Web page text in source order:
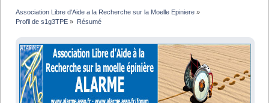
Association Libre d'Aide a la Recherche sur la Moelle Epiniere »
Profil de s1g3TPE » Résumé